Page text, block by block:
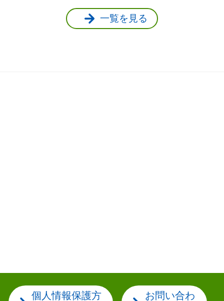
一覧を見る
個人情報保護方 お問い合わ